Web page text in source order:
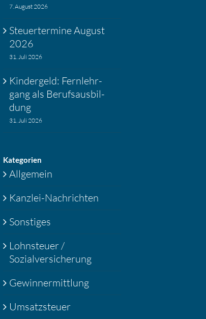
7. August 2026
Steuer­ter­mine August
2026
31. Juli 2026
Kinder­geld: Fernlehr­
gang als Berufs­aus­bil­
dung
31. Juli 2026
Katego­rien
Allgemein
Kanzlei-Nachrichten
Sonstiges
Lohnsteuer /
Sozialversicherung
Gewinnermittlung
Umsatzsteuer